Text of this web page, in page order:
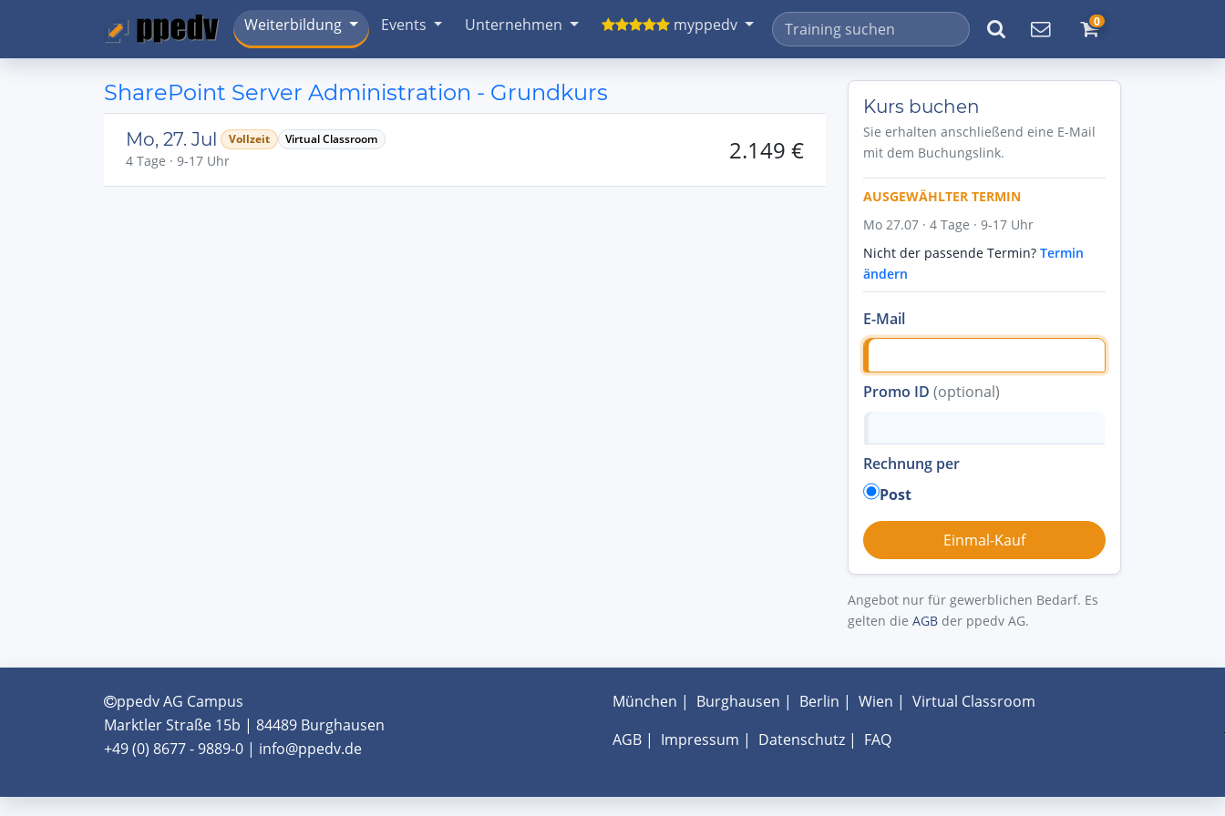
Weiterbildung Events Unternehmen myppedv 0
SharePoint Server Administration - Grundkurs
Mo, 27. Jul Vollzeit Virtual Classroom
4 Tage · 9-17 Uhr 2.149 €
Kurs buchen
Sie erhalten anschließend eine E-Mail
mit dem Buchungslink.
AUSGEWÄHLTER TERMIN
Mo 27.07 · 4 Tage · 9-17 Uhr
Nicht der passende Termin? Termin
ändern
E-Mail
Promo ID (optional)
Rechnung per
Post
Angebot nur für gewerblichen Bedarf. Es
gelten die AGB der ppedv AG.
ppedv AG Campus
Marktler Straße 15b | 84489 Burghausen
+49 (0) 8677 - 9889-0 | info@ppedv.de
München | Burghausen | Berlin | Wien | Virtual Classroom
AGB| Impressum | Datenschutz| FAQ